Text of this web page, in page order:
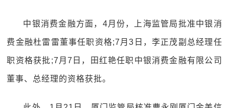
中银消费金融方面，4月份，上海监管局批准中银消
费金融杜雷雷董事任职资格;7月3日，李正茂副总经理任
职资格获批;7月7日，田红艳任职中银消费金融有限公司
董事、总经理的资格获批。